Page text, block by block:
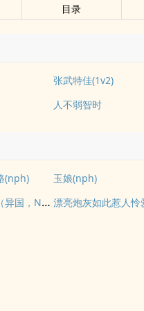
目录
张武特佳(1v2)
人不弱智时
(nph) 玉娘(nph)
我们如何成为孤岛（异国，NPH） 漂亮炮灰如此惹人怜